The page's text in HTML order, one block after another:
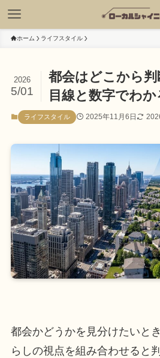
ホーム ライフスタイル
都会はどこから
目線と数字でわ
2026
5/01
ライフスタイル 2025年11月6日
都会かどうかを見分けたいと
らしの視点を組み合わせると